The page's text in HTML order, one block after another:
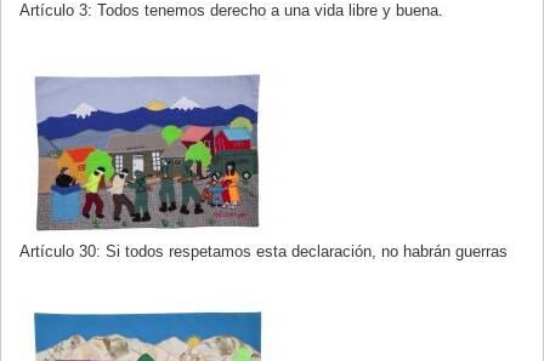
Artículo 3: Todos tenemos derecho a una vida libre y buena.
Artículo 30: Si todos respetamos esta declaración, no habrán guerras